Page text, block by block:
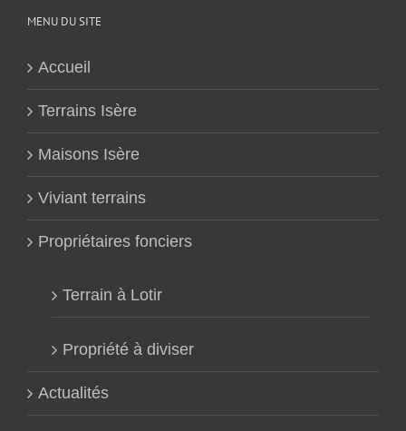
MENU DU SITE
Accueil
Terrains Isère
Maisons Isère
Viviant terrains
Propriétaires fonciers
Terrain à Lotir
Propriété à diviser
Actualités